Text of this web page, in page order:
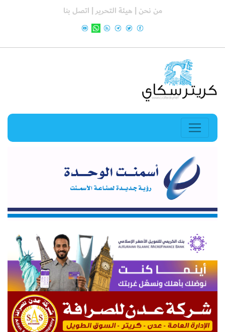
من نحن | هيئة التحرير | اتصل بنا